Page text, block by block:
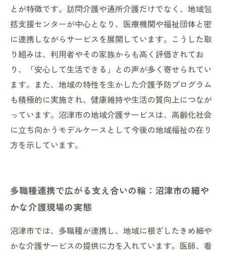
とが特徴です。訪問介護や通所介護だけでなく、地域包
括支援センターが中心となり、医療機関や福祉団体と密
に連携しながらサービスを展開しています。こうした取
り組みは、利用者やその家族からも高く評価されてお
り、「安心して生活できる」との声が多く寄せられてい
ます。また、地域の特性を生かした介護予防プログラム
も積極的に実施され、健康維持や生活の質向上につなが
っています。沼津市の地域介護サービスは、高齢化社会
に立ち向かうモデルケースとして今後の地域福祉の在り
方を示しています。
多職種連携で広がる支え合いの輪：沼津市の細や
かな介護現場の実態
沼津市では、多職種が連携し、地域に根ざしたきめ細や
かな介護サービスの提供に力を入れています。医師、看